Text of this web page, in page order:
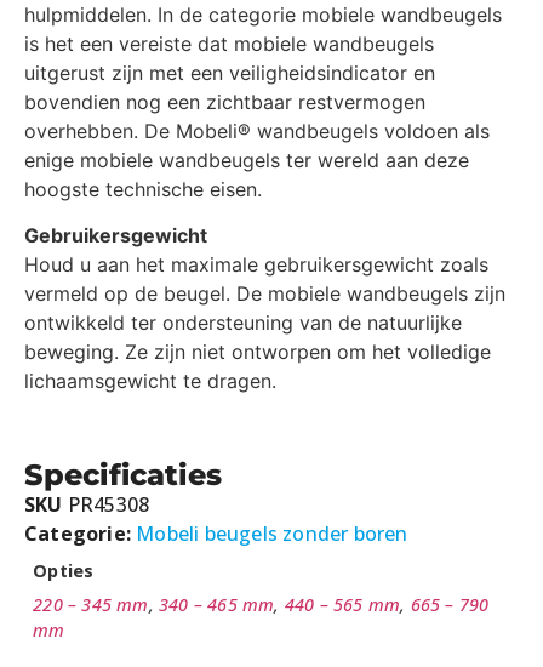
hulpmiddelen. In de categorie mobiele wandbeugels
is het een vereiste dat mobiele wandbeugels
uitgerust zijn met een veiligheidsindicator en
bovendien nog een zichtbaar restvermogen
overhebben. De Mobeli® wandbeugels voldoen als
enige mobiele wandbeugels ter wereld aan deze
hoogste technische eisen.
Gebruikersgewicht
Houd u aan het maximale gebruikersgewicht zoals
vermeld op de beugel. De mobiele wandbeugels zijn
ontwikkeld ter ondersteuning van de natuurlijke
beweging. Ze zijn niet ontworpen om het volledige
lichaamsgewicht te dragen.
Specificaties
SKU PR45308
Categorie: Mobeli beugels zonder boren
Opties
220 – 345 mm, 340 – 465 mm, 440 – 565 mm, 665 – 790
mm